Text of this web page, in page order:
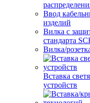
Ввод
изделий
Вилка с
стандарта
Вилка/
Вставка
устройств